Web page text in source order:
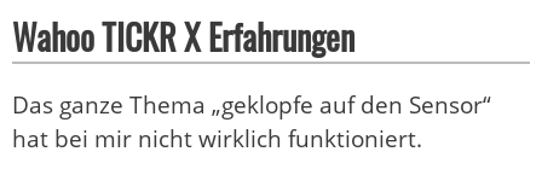
Wahoo TICKR X Erfahrungen
Das ganze Thema „geklopfe auf den Sensor“
hat bei mir nicht wirklich funktioniert.